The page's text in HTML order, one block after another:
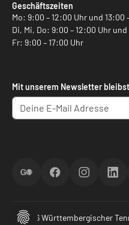
Geschäftszeiten
Mo: 9:00 – 12:00 Uhr und 13:00
Di, Mi, Do: 9:00 – 12:00 Uhr und
Fr: 9:00 – 17:00 Uhr
Mit unserem Newsletter
ScoreGOFacebookInstagram
© 2026 Württembergischer